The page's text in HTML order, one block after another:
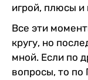
игрой, плюсы и
Все эти
кругу, но
мной. Если по
вопросы, то по